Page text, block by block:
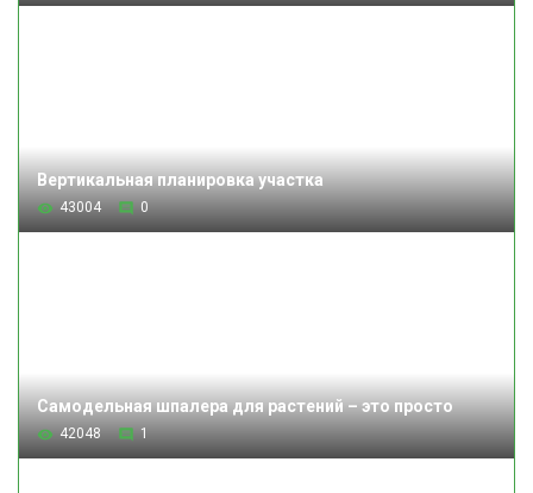
Вертикальная планировка участка
43004 0
Самодельная шпалера для растений – это просто
42048 1